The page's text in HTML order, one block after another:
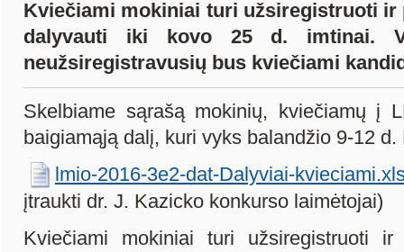
Kviečiami mokiniai turi užsiregistruoti
dalyvauti iki kovo 25 d. imtinai.
neužsiregistravusių bus kviečiami
Skelbiame sąrašą mokinių, kviečiamų į
baigiamąją dalį, kuri vyks balandžio 9-12 d.
lmio-2016-3e2-dat-Dalyviai-
įtraukti dr. J. Kazicko konkurso laimėtojai)
Kviečiami mokiniai turi užsiregistruoti